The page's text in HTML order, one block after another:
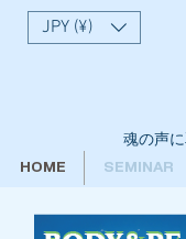
JPY (¥)
魂の声
HOME SEMINAR